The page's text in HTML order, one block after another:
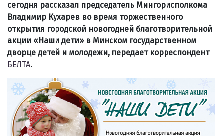
сегодня рассказал председатель Мингорисполкома
Владимир Кухарев во время торжественного
открытия городской новогодней благотворительной
акции «Наши дети» в Минском государственном
дворце детей и молодежи, передает корреспондент
БЕЛТА.